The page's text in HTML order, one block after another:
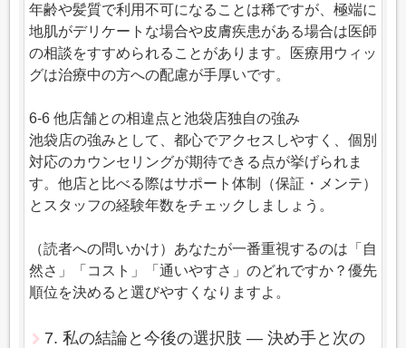
年齢や髪質で利用不可になることは稀ですが、極端に
地肌がデリケートな場合や皮膚疾患がある場合は医師
の相談をすすめられることがあります。医療用ウィッ
グは治療中の方への配慮が手厚いです。
6-6 他店舗との相違点と池袋店独自の強み
池袋店の強みとして、都心でアクセスしやすく、個別
対応のカウンセリングが期待できる点が挙げられま
す。他店と比べる際はサポート体制（保証・メンテ）
とスタッフの経験年数をチェックしましょう。
（読者への問いかけ）あなたが一番重視するのは「自
然さ」「コスト」「通いやすさ」のどれですか？優先
順位を決めると選びやすくなりますよ。
7. 私の結論と今後の選択肢 — 決め手と次の